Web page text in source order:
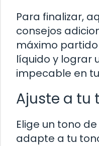
Para finalizar,
consejos
máximo
líquido y lograr
impecable en
Ajuste a tu
Elige un tono
adapte a tu